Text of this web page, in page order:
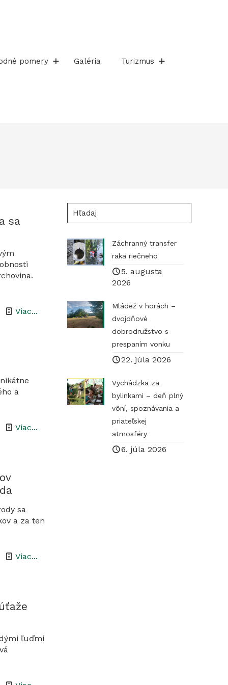
pomery Galéria Turizmus
sa
Viac...-
oficiálne
už
a
Viac...-
sa
a za ten
Viac...-
ľuďmi
Hľadaj
Záchranný transfer
raka riečneho
5. augusta
2026
Mládež v horách –
dvojdňové
dobrodružstvo s
prespaním vonku
22. júla 2026
Vychádzka za
bylinkami – deň plný
vôní, spoznávania a
priateľskej
atmosféry
6. júla 2026